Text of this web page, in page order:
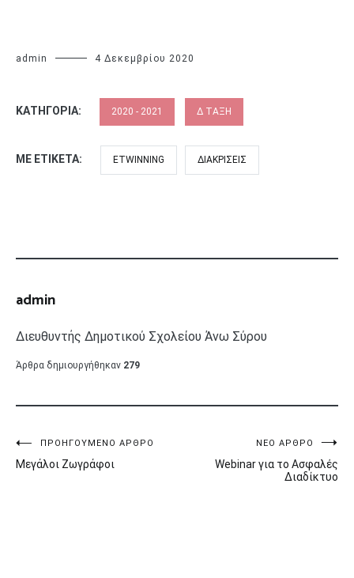
admin 4 Δεκεμβρίου 2020
ΚΑΤΗΓΟΡΊΑ: 2020 - 2021 Δ ΤΆΞΗ
ΜΕ ΕΤΙΚΈΤΑ: ETWINNING ΔΙΑΚΡΊΣΕΙΣ
admin
Διευθυντής Δημοτικού Σχολείου Άνω Σύρου
Άρθρα δημιουργήθηκαν 279
Πλοήγηση
άρθρων
ΠΡΟΗΓΟΎΜΕΝΟ ΆΡΘΡΟ
Μεγάλοι Ζωγράφοι
ΝΈΟ ΆΡΘΡΟ
Webinar για το Ασφαλές
Διαδίκτυο